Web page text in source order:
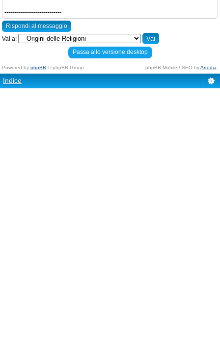
-----------------------------
Rispondi al messaggio
Vai a:
Passa allo versione desktop
Powered by phpBB © phpBB Group. phpBB Mobile / SEO byArtodia
Indice